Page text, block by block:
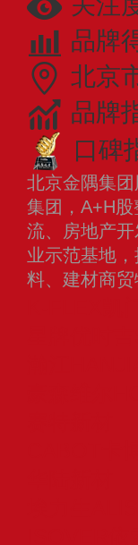
品牌
北京
品牌
口碑
北京金隅集
集团，A+H
流、房地产
业示范基地
料、建材商